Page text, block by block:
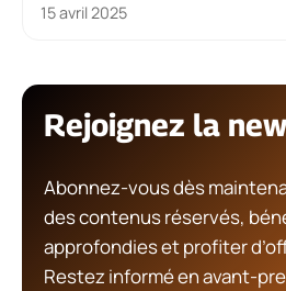
15 avril 2025
Rejoignez la
Abonnez-vous dès
des contenus réservés,
approfondies et profiter
Restez informé en avant-